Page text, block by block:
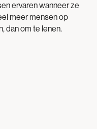
ervaren wanneer ze
meer mensen op
dan om te lenen.